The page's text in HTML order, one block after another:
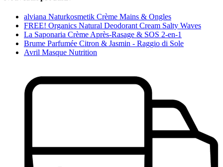
alviana Naturkosmetik Crème Mains & Ongles
FREE! Organics Natural Deodorant Cream Salty Waves
La Saponaria Crème Après-Rasage & SOS 2-en-1
Brume Parfumée Citron & Jasmin - Raggio di Sole
Avril Masque Nutrition